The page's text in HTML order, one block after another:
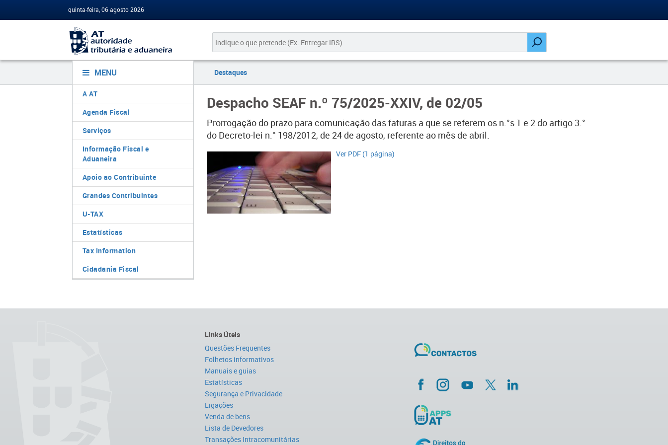
quinta-feira, 06 agosto 2026
MENU
A AT
Agenda Fiscal
Serviços
Informação Fiscal e
Aduaneira
Apoio ao Contribuinte
Grandes Contribuintes
U-TAX
Estatísticas
Tax Information
Cidadania Fiscal
Destaques
Despacho SEAF n.º 75/2025-XXIV, de 02/05
Prorrogação do prazo para comunicação das faturas a que se referem os n.°s 1 e 2 do artigo 3.°
do Decreto-lei n.° 198/2012, de 24 de agosto, referente ao mês de abril.
Ver PDF (1 página)​
Links Úteis
Questões Frequentes
Folhetos informativos
Manuais e guias
Estatísticas
Segurança e Privacidade
Ligações
Venda de bens
Lista de Devedores
Transações Intracomunitárias